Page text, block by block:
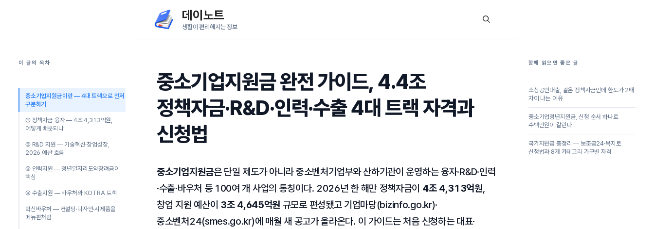
데이노트
생활이 편리해지는 정보
중소기업지원금 완전 가이드, 4.4조
정책자금·R&D·인력·수출 4대 트랙 자격과
신청법
중소기업지원금은 단일 제도가 아니라 중소벤처기업부와 산하기관이 운영하는 융자·R&D·인력
·수출·바우처 등 100여 개 사업의 통칭이다. 2026년 한 해만 정책자금이 4조 4,313억원,
창업 지원 예산이 3조 4,645억원 규모로 편성됐고 기업마당(bizinfo.go.kr)·
중소벤처24(smes.go.kr)에 매월 새 공고가 올라온다. 이 가이드는 처음 신청하는 대표·
이 글의 목차
중소기업지원금이란 — 4대 트랙으로 먼저
구분하기
① 정책자금 융자 — 4조 4,313억원,
어떻게 배분되나
② R&D 지원 — 기술혁신·창업성장,
2026 예산 흐름
③ 인력지원 — 청년일자리도약장려금이
핵심
④ 수출지원 — 바우처와 KOTRA 트랙
혁신바우처 — 컨설팅·디자인·시제품을
메뉴판처럼
함께 읽으면 좋은 글
소상공인대출, 같은 정책자금인데 한도가 2배
차이 나는 이유
중소기업청년지원금, 신청 순서 하나로
수백만원이 갈린다
국가지원금 총정리 — 보조금24·복지로
신청법과 8개 카테고리 가구별 자격